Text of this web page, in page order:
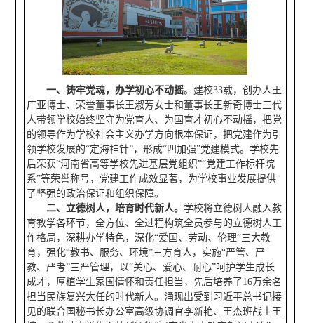
一、铸牢党魂，办学初心不动摇。建校33载，创办人王
广亚博士、荣誉董事长王淑芳女士和董事长王新奇博士三代
人带领学校始终坚守为党育人、为国育才初心不动摇，把党
的领导作为学校社会主义办学方向根本保证，把党建作为引
领学校发展的“定海神针”，形成“四加强”党建模式。学校先
后荣获“河南省高等学校先进基层党组织”“党建工作标杆院
系”等荣誉称号，党建工作成效显著，为学校事业发展提供
了坚强的政治保证和组织保障。
二、立德树人，培育时代新人。 学校将立德树人融入教
育教学各环节，全方位、全过程构筑全员参与的立德树人工
作格局，深耕办学特色，深化“爱国、劳动、伦理”三大教
育，强化“教书、服务、环境”三方育人，实施“严管、严
教、严考”三严管理，以“关心、爱心、耐心”呵护学生成长
成才，厚植学生家国情怀和责任担当，先后培养了16万余名
担当民族复兴大任的时代新人。涌现出受到习近平总书记接
见的联合国秘书长办公室高级协调官李新艳、王杰班战士王